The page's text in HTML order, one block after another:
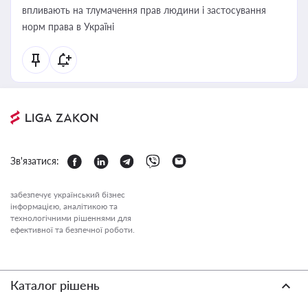
впливають на тлумачення прав людини і застосування
норм права в Україні
Зв'язатися:
забезпечує український бізнес
інформацією, аналітикою та
технологічними рішеннями для
ефективної та безпечної роботи.
Каталог рішень